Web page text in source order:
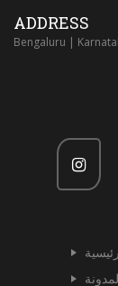
ADDRESS
Bengaluru |